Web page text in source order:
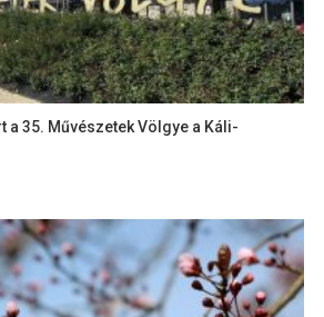
a 35. Művészetek Völgye a Káli-